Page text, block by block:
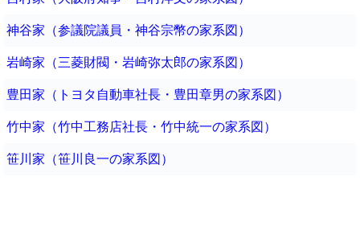
神谷家（参議院議員・神谷宗幣の家系図）
岩崎家（三菱財閥・岩崎弥太郎の家系図）
豊田家（トヨタ自動車社長・豊田章男の家系図）
竹中家（竹中工務店社長・竹中統一の家系図）
笹川家（笹川良一の家系図）